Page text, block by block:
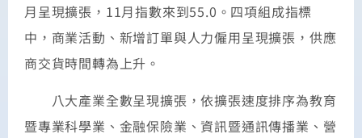
月呈現擴張，11月指數來到55.0。四項組成指標
中，商業活動、新增訂單與人力僱用呈現擴張，供應
商交貨時間轉為上升。
八大產業全數呈現擴張，依擴張速度排序為教育
暨專業科學業、金融保險業、資訊暨通訊傳播業、營